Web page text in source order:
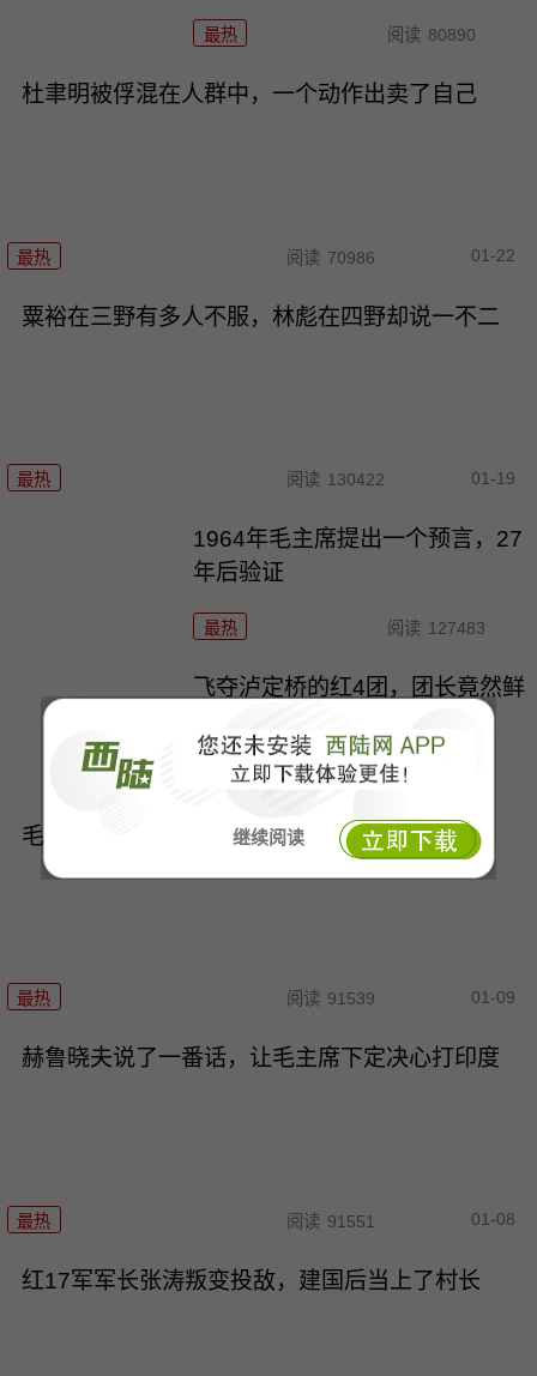
继续阅读
最热 阅读 80890
杜聿明被俘混在人群中，一个动作出卖了自己
最热 阅读 70986 01-22
粟裕在三野有多人不服，林彪在四野却说一不二
最热 阅读 130422 01-19
1964年毛主席提出一个预言，27
年后验证
最热 阅读 127483
飞夺泸定桥的红4团，团长竟然鲜
最热 阅读
毛主席去世后，叶帅交给许世友一项重大任务
最热 阅读 91539 01-09
赫鲁晓夫说了一番话，让毛主席下定决心打印度
最热 阅读 91551 01-08
红17军军长张涛叛变投敌，建国后当上了村长